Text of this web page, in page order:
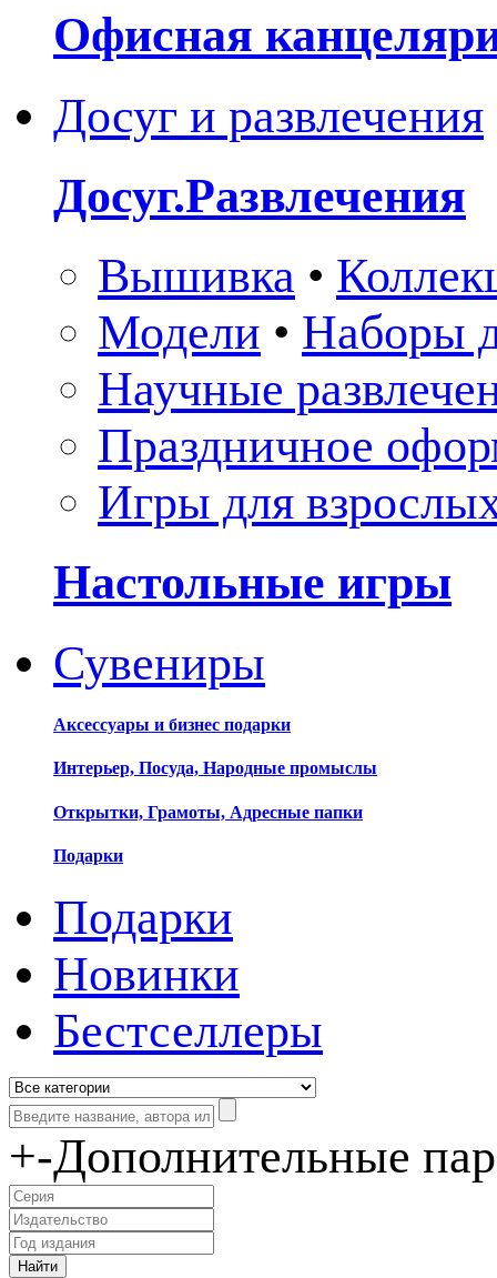
Офисная
Досуг и развлечения
Досуг.Развлечения
Вышивка •
Модели • Наборы
Научные
Праздничное
Игры для
Настольные игры
Сувениры
Аксессуары и бизнес подарки
Интерьер, Посуда, Народные промыслы
Открытки, Грамоты, Адресные папки
Подарки
Подарки
Новинки
Бестселлеры
+-Дополнительные